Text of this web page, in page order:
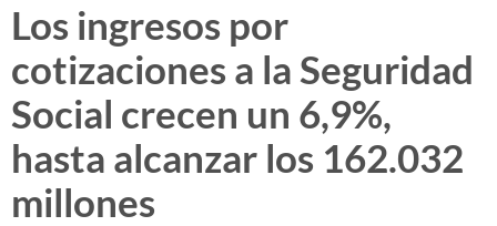
Los ingresos por
cotizaciones a la Seguridad
Social crecen un 6,9%,
hasta alcanzar los 162.032
millones